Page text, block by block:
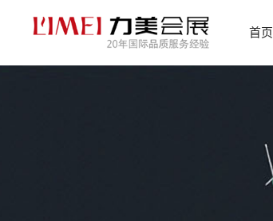
首页